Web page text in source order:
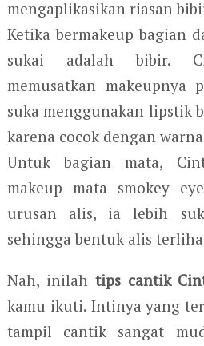
mengaplikasikan riasan
Ketika bermakeup bagian
sukai adalah bibir.
memusatkan makeupnya
suka menggunakan lipstik
karena cocok dengan
Untuk bagian mata,
makeup mata smokey
urusan alis, ia lebih
sehingga bentuk alis
Nah, inilah tips cantik
kamu ikuti. Intinya yang
tampil cantik sangat